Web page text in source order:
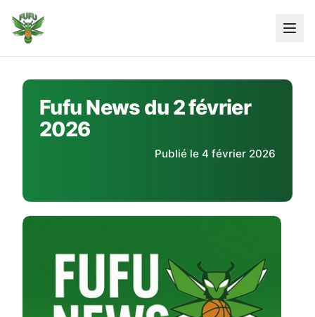
content
Fufu News du 2 février
2026
Publié le 4 février 2026